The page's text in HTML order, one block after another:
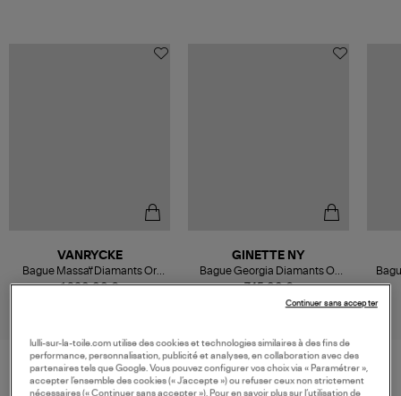
1 290,00 €
VANRYCKE
Bague Massaï Diamants Or
Rose
745,00 €
GINETTE NY
Bague Georgia Diamants Or
Rose
lulli-sur-la-toile.com utilise des cookies et technologies similaires à des fins de
performance, personnalisation, publicité et analyses, en collaboration avec des
partenaires tels que Google. Vous pouvez configurer vos choix via « Paramétrer »,
accepter l’ensemble des cookies (« J’accepte ») ou refuser ceux non strictement
nécessaires (« Continuer sans accepter »). Pour en savoir plus sur l’utilisation de
Continuer sans accepter